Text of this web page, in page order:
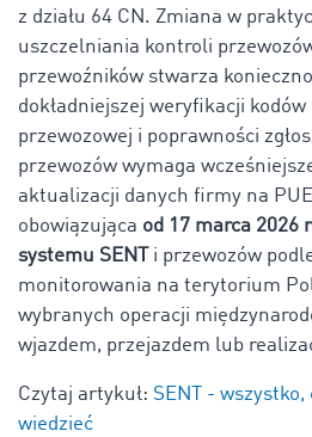
z działu 64 CN. Zmiana w
uszczelniania kontroli
przewoźników stwarza
dokładniejszej weryfikacji
przewozowej i poprawności
przewozów wymaga
aktualizacji danych firmy na
obowiązująca od 17 marca 2026
systemu SENT
i przewozów
monitorowania na terytorium
wybranych operacji
wjazdem, przejazdem lub
Czytaj artykuł: SENT -
wiedzieć